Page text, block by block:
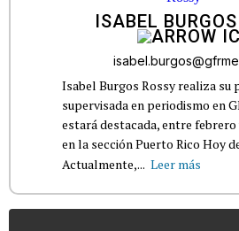
ISABEL
Isabel Burgos Rossy realiza su
supervisada en periodismo en
estará destacada, entre febrero
en la sección Puerto Rico Hoy
Actualmente,... Leer más